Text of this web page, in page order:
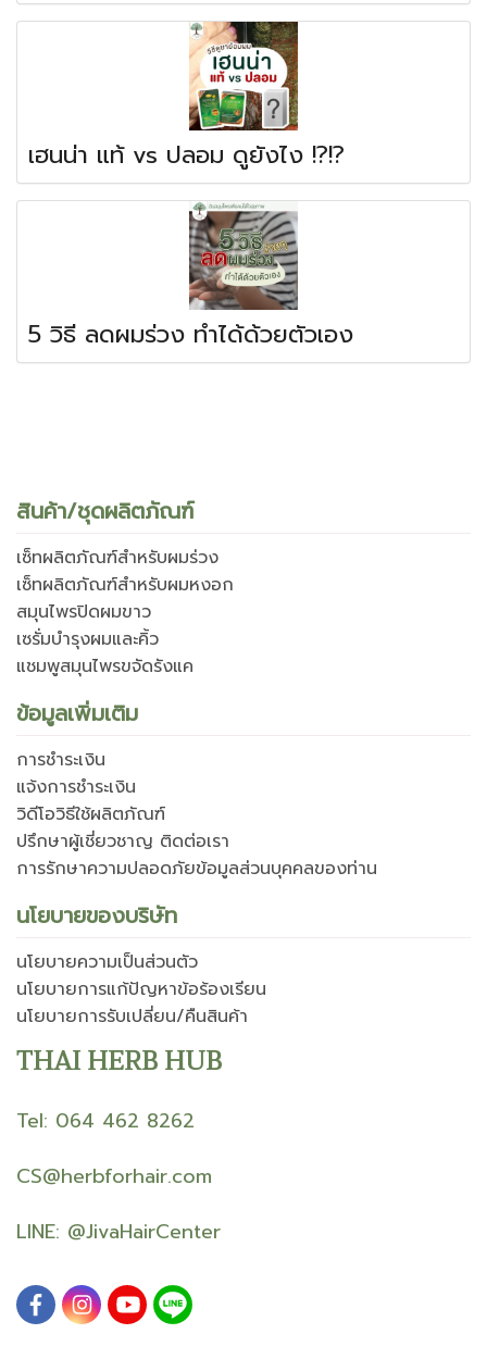
เฮนน่า แท้ vs ปลอม ดูยังไง !?!?
5 วิธี ลดผมร่วง ทำได้ด้วยตัวเอง
สินค้า/ชุดผลิตภัณฑ์
เซ็ทผลิตภัณฑ์สำหรับผมร่วง
เซ็ทผลิตภัณฑ์สำหรับผมหงอก
สมุนไพรปิดผมขาว
เซรั่มบำรุงผมและคิ้ว
แชมพูสมุนไพรขจัดรังแค
ข้อมูลเพิ่มเติม
การชำระเงิน
แจ้งการชำระเงิน
วิดีโอวิธีใช้ผลิตภัณฑ์
ปรึกษาผู้เชี่ยวชาญ ติดต่อเรา
การรักษาความปลอดภัยข้อมูลส่วนบุคคลของท่าน
นโยบายของบริษัท
นโยบายความเป็นส่วนตัว
นโยบายการแก้ปัญหาข้อร้องเรียน
นโยบายการรับเปลี่ยน/คืนสินค้า
THAI HERB HUB
Tel: 064 462 8262
CS@herbforhair.com
LINE: @JivaHairCenter